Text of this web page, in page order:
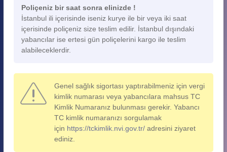
Poliçeniz bir saat sonra elinizde !
İstanbul ili içerisinde iseniz kurye ile bir veya iki saat
içerisinde poliçeniz size teslim edilir. İstanbul dışındaki
yabancılar ise ertesi gün poliçelerini kargo ile teslim
alabileceklerdir.
Genel sağlık sigortası yaptırabilmeniz için vergi
kimlik numarası veya yabancılara mahsus TC
Kimlik Numaranız bulunması gerekir. Yabancı
TC kimlik numaranızı sorgulamak
için https://tckimlik.nvi.gov.tr/ adresini ziyaret
ediniz.